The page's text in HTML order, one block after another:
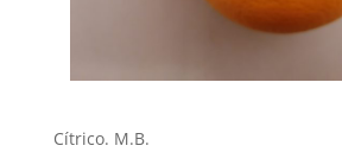
Cítrico. M.B.